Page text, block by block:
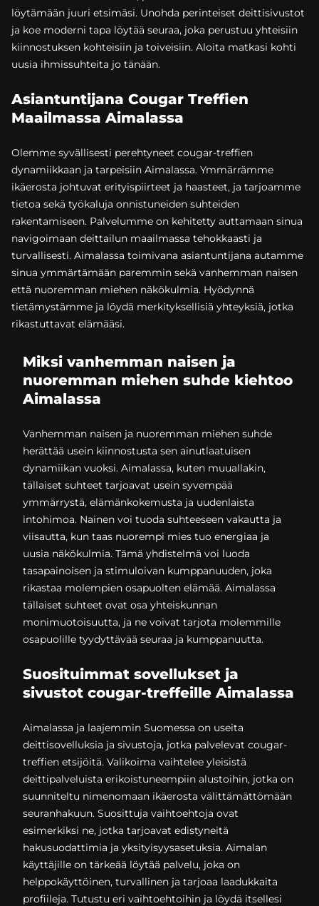
löytämään juuri etsimäsi. Unohda perinteiset deittisivustot
ja koe moderni tapa löytää seuraa, joka perustuu yhteisiin
kiinnostuksen kohteisiin ja toiveisiin. Aloita matkasi kohti
uusia ihmissuhteita jo tänään.
Asiantuntijana Cougar Treffien
Maailmassa Aimalassa
Olemme syvällisesti perehtyneet cougar-treffien
dynamiikkaan ja tarpeisiin Aimalassa. Ymmärrämme
ikäerosta johtuvat erityispiirteet ja haasteet, ja tarjoamme
tietoa sekä työkaluja onnistuneiden suhteiden
rakentamiseen. Palvelumme on kehitetty auttamaan sinua
navigoimaan deittailun maailmassa tehokkaasti ja
turvallisesti. Aimalassa toimivana asiantuntijana autamme
sinua ymmärtämään paremmin sekä vanhemman naisen
että nuoremman miehen näkökulmia. Hyödynnä
tietämystämme ja löydä merkityksellisiä yhteyksiä, jotka
rikastuttavat elämääsi.
Miksi vanhemman naisen ja
nuoremman miehen suhde kiehtoo
Aimalassa
Vanhemman naisen ja nuoremman miehen suhde
herättää usein kiinnostusta sen ainutlaatuisen
dynamiikan vuoksi. Aimalassa, kuten muuallakin,
tällaiset suhteet tarjoavat usein syvempää
ymmärrystä, elämänkokemusta ja uudenlaista
intohimoa. Nainen voi tuoda suhteeseen vakautta ja
viisautta, kun taas nuorempi mies tuo energiaa ja
uusia näkökulmia. Tämä yhdistelmä voi luoda
tasapainoisen ja stimuloivan kumppanuuden, joka
rikastaa molempien osapuolten elämää. Aimalassa
tällaiset suhteet ovat osa yhteiskunnan
monimuotoisuutta, ja ne voivat tarjota molemmille
osapuolille tyydyttävää seuraa ja kumppanuutta.
Suosituimmat sovellukset ja
sivustot cougar-treffeille Aimalassa
Aimalassa ja laajemmin Suomessa on useita
deittisovelluksia ja sivustoja, jotka palvelevat cougar-
treffien etsijöitä. Valikoima vaihtelee yleisistä
deittipalveluista erikoistuneempiin alustoihin, jotka on
suunniteltu nimenomaan ikäerosta välittämättömään
seuranhakuun. Suosittuja vaihtoehtoja ovat
esimerkiksi ne, jotka tarjoavat edistyneitä
hakusuodattimia ja yksityisyysasetuksia. Aimalan
käyttäjille on tärkeää löytää palvelu, joka on
helppokäyttöinen, turvallinen ja tarjoaa laadukkaita
profiileja. Tutustu eri vaihtoehtoihin ja löydä itsellesi